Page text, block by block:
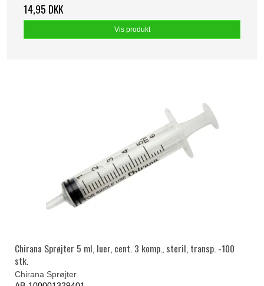
14,95 DKK
Vis produkt
Chirana Sprøjter 5 ml, luer, cent. 3 komp., steril, transp. -100
stk.
Chirana Sprøjter